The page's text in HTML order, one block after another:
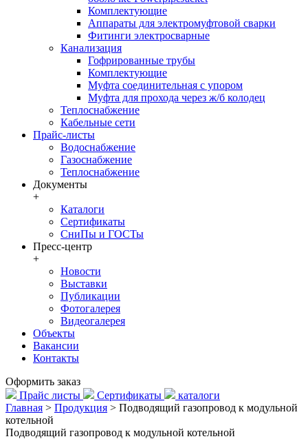
Комплектующие
Аппараты для электромуфтовой сварки
Фитинги электросварные
Канализация
Гофрированные трубы
Комплектующие
Муфта соединительная с упором
Муфта для прохода через ж/б колодец
Теплоснабжение
Кабельные сети
Прайс-листы
Водоснабжение
Газоснабжение
Теплоснабжение
Документы
+
Каталоги
Сертификаты
СниПы и ГОСТы
Пресс-центр
+
Новости
Выставки
Публикации
Фотогалерея
Видеогалерея
Объекты
Вакансии
Контакты
Оформить заказ
Прайс листы
Сертификаты
каталоги
Главная > Продукция > Подводящий газопровод к модульной
котельной
Подводящий газопровод к модульной котельной